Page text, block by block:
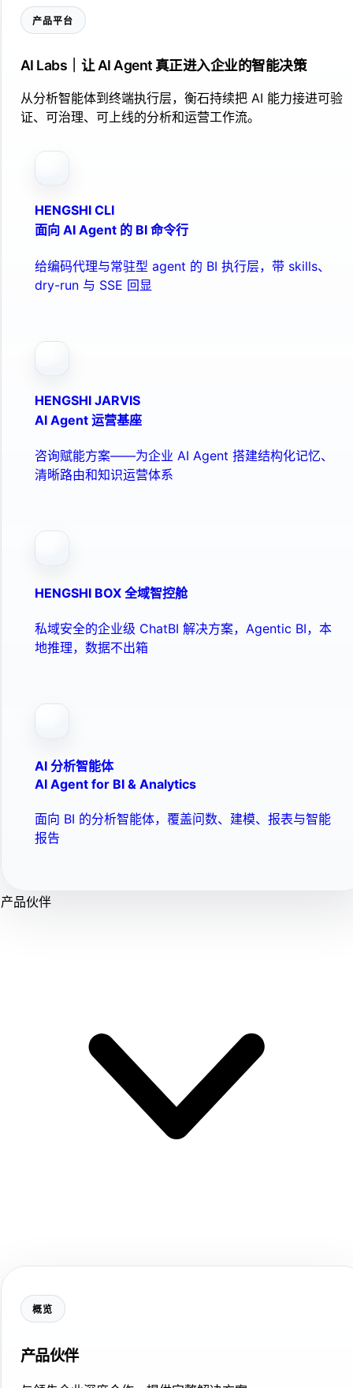
产品平台
AI Labs｜让 AI Agent 真正进入企业的智能决策
从分析智能体到终端执行层，衡石持续把 AI 能力接进可验
证、可治理、可上线的分析和运营工作流。
HENGSHI CLI
面向 AI Agent 的 BI 命令行
给编码代理与常驻型 agent 的 BI 执行层，带 skills、
dry-run 与 SSE 回显
HENGSHI JARVIS
AI Agent 运营基座
咨询赋能方案——为企业 AI Agent 搭建结构化记忆、
清晰路由和知识运营体系
HENGSHI BOX 全域智控舱
私域安全的企业级 ChatBI 解决方案，Agentic BI，本
地推理，数据不出箱
AI 分析智能体
AI Agent for BI & Analytics
面向 BI 的分析智能体，覆盖问数、建模、报表与智能
报告
产品伙伴
概览
产品伙伴